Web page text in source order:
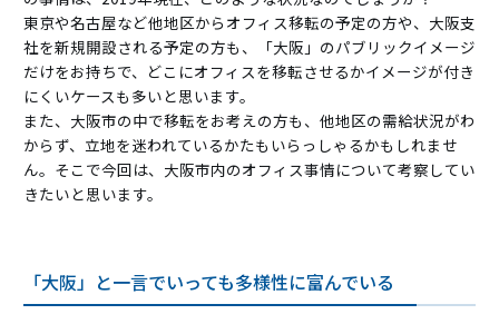
東京や名古屋など他地区からオフィス移転の予定の方や、大阪支
社を新規開設される予定の方も、「大阪」のパブリックイメージ
だけをお持ちで、どこにオフィスを移転させるかイメージが付き
にくいケースも多いと思います。
また、大阪市の中で移転をお考えの方も、他地区の需給状況がわ
からず、立地を迷われているかたもいらっしゃるかもしれませ
ん。そこで今回は、大阪市内のオフィス事情について考察してい
きたいと思います。
「大阪」と一言でいっても多様性に富んでいる